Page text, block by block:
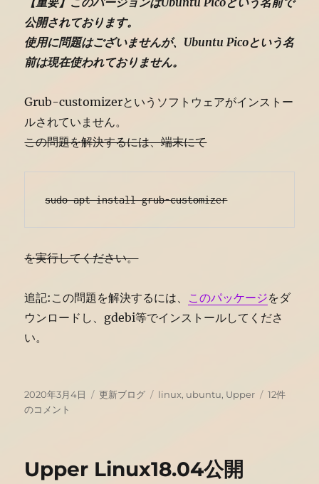
公開されております。
使用に問題はございませんが、Ubuntu Picoという名
前は現在使われておりません。
Grub-customizerというソフトウェアがインストー
ルされていません。
この問題を解決するには、端末にて
sudo apt install grub-customizer
を実行してください。
追記:この問題を解決するには、 このパッケージをダ
ウンロードし、gdebi等でインストールしてくださ
い。
投
稿
2020年3月4日
カ
更新ブログ
タ
linux, ubuntu, Upper
UPXE
12件
のコメント
Upper Linux18.04公開